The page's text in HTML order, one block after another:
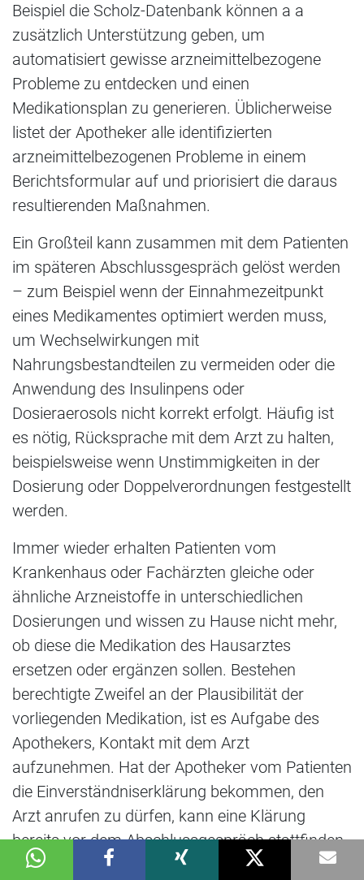
Beispiel die Scholz-Datenbank können a a
zusätzlich Unterstützung geben, um
automatisiert gewisse arzneimittelbezogene
Probleme zu entdecken und einen
Medikationsplan zu generieren. Üblicherweise
listet der Apotheker alle identifizierten
arzneimittelbezogenen Probleme in einem
Berichtsformular auf und priorisiert die daraus
resultierenden Maßnahmen.
Ein Großteil kann zusammen mit dem Patienten
im späteren Abschlussgespräch gelöst werden
– zum Beispiel wenn der Einnahmezeitpunkt
eines Medikamentes optimiert werden muss,
um Wechselwirkungen mit
Nahrungsbestandteilen zu vermeiden oder die
Anwendung des Insulinpens oder
Dosieraerosols nicht korrekt erfolgt. Häufig ist
es nötig, Rücksprache mit dem Arzt zu halten,
beispielsweise wenn Unstimmigkeiten in der
Dosierung oder Doppelverordnungen festgestellt
werden.
Immer wieder erhalten Patienten vom
Krankenhaus oder Fachärzten gleiche oder
ähnliche Arzneistoffe in unterschiedlichen
Dosierungen und wissen zu Hause nicht mehr,
ob diese die Medikation des Hausarztes
ersetzen oder ergänzen sollen. Bestehen
berechtigte Zweifel an der Plausibilität der
vorliegenden Medikation, ist es Aufgabe des
Apothekers, Kontakt mit dem Arzt
aufzunehmen. Hat der Apotheker vom Patienten
die Einverständniserklärung bekommen, den
Arzt anrufen zu dürfen, kann eine Klärung
bereits vor dem Abschlussgespräch stattfinden.